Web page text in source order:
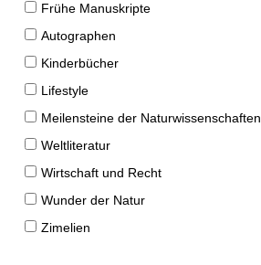
Frühe Manuskripte
Autographen
Kinderbücher
Lifestyle
Meilensteine der Naturwissenschaften
Weltliteratur
Wirtschaft und Recht
Wunder der Natur
Zimelien